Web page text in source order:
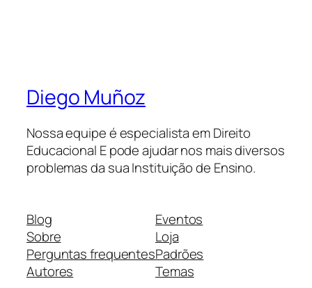
Diego Muñoz
Nossa equipe é especialista em Direito
Educacional E pode ajudar nos mais diversos
problemas da sua Instituição de Ensino.
Blog
Sobre
Perguntas frequentes
Autores
Eventos
Loja
Padrões
Temas